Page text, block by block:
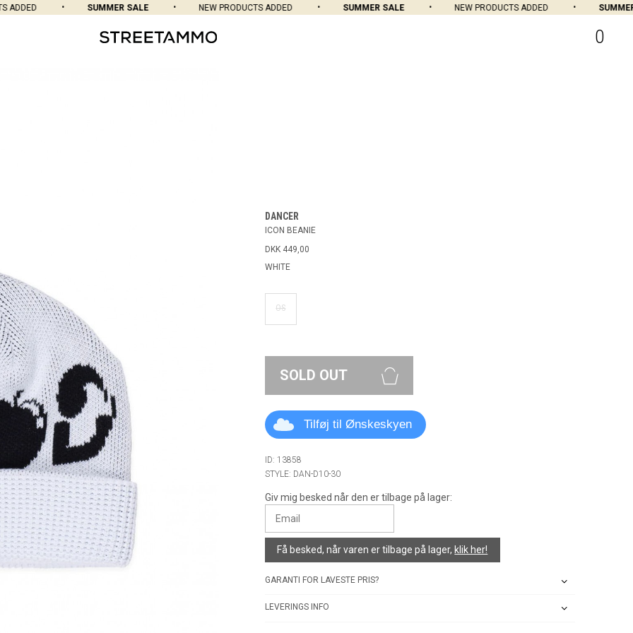
SUMMER SALE NEW PRODUCTS ADDED SUMMER SALE NEW PRODUCTS ADDED SUMMER
0
DANCER
ICON BEANIE
DKK 449,00
WHITE
OS
SOLD OUT
Tilføj til Ønskeskyen
ID: 13858
STYLE: DAN-D10-30
Giv mig besked når den er tilbage på lager:
Få besked, når varen er tilbage på lager, klik her!
GARANTI FOR LAVESTE PRIS?
LEVERINGS INFO